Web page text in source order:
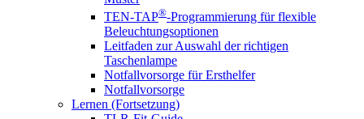
TEN-TAP®-Programmierung für flexible
Beleuchtungsoptionen
Leitfaden zur Auswahl der richtigen
Taschenlampe
Notfallvorsorge für Ersthelfer
Notfallvorsorge
Lernen (Fortsetzung)